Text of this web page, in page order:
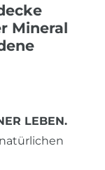
Mineral
LEBEN.